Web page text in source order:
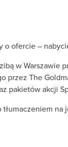
o ofercie –
w
przez The
pakietów akcji